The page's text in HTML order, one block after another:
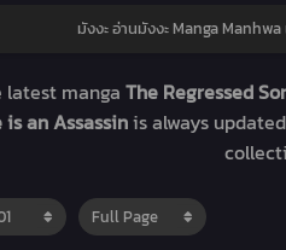
มังงะ อ่านมังงะ Manga
latest manga The Regressed
is an Assassinis always